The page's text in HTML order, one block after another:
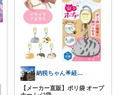
納税ちゃん🌟経由購入★
【メーカー直販】ポリ袋 オープ